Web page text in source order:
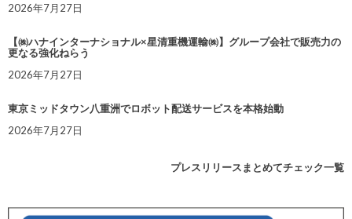
2026年7月27日
【㈱ハナインターナショナル×星清重機運輸㈱】グループ会社で販売力の
更なる強化ねらう
2026年7月27日
東京ミッドタウン八重洲でロボット配送サービスを本格始動
2026年7月27日
プレスリリースまとめてチェック一覧